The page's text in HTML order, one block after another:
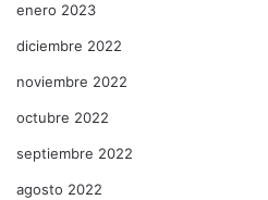
enero 2023
diciembre 2022
noviembre 2022
octubre 2022
septiembre 2022
agosto 2022